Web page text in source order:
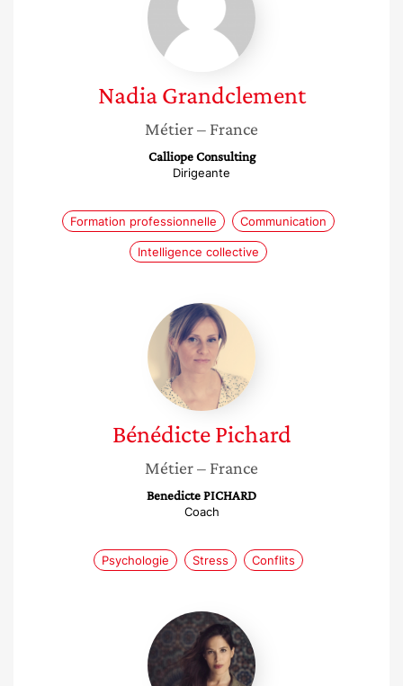
Nadia Grandclement
Métier– France
Calliope Consulting
Dirigeante
Formation professionnelle Communication
Intelligence collective
Bénédicte
Pichard
Bénédicte Pichard
Métier– France
Benedicte PICHARD
Coach
Psychologie Stress Conflits
Nathalie
Marchak